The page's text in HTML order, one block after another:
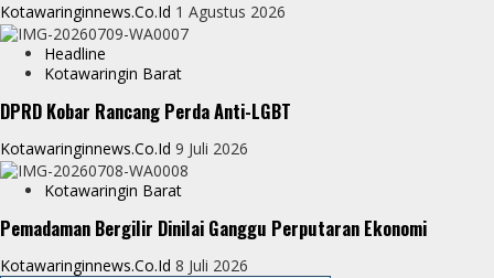
r
Kotawaringinnews.co.id 1 Agustus 2026
Headline
Kotawaringin Barat
DPRD Kobar Rancang Perda Anti-LGBT
Kotawaringinnews.co.id 9 Juli 2026
Kotawaringin Barat
Pemadaman Bergilir Dinilai Ganggu Perputaran Ekonomi
Kotawaringinnews.co.id 8 Juli 2026